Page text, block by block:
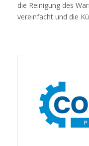
die Reinigung des
vereinfacht und die